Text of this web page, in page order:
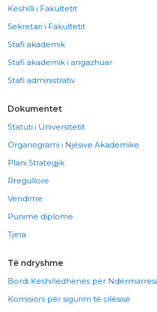
Këshilli i Fakultetit
Sekretari i Fakultetit
Stafi akademik
Stafi akademik i angazhuar
Stafi administrativ
Dokumentet
Statuti i Universitetit
Organogrami i Njësive Akademike
Plani Strategjik
Rregullore
Vendime
Punime diplome
Tjera
Të ndryshme
Bordi Këshillëdhënës për Ndërmarrësi
Komisioni për sigurim të cilësisë